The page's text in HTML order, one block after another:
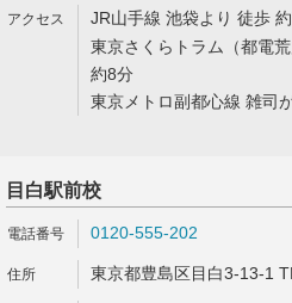
JR山手線 池袋より 徒歩
東京さくらトラム（都電
約8分
東京メトロ副都心線 雑司
目白駅前校
0120-555-202
東京都豊島区目白3-13-1